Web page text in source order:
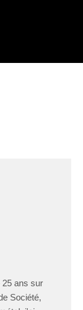
25 ans sur
Société,